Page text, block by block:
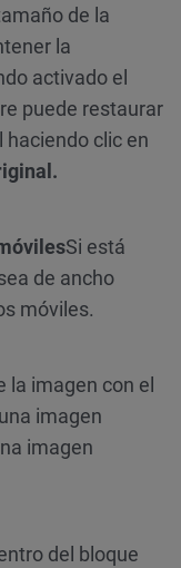
de la
la
activado el
puede restaurar
haciendo clic en
Si está
de ancho
móviles.
la imagen con el
imagen
imagen
del bloque